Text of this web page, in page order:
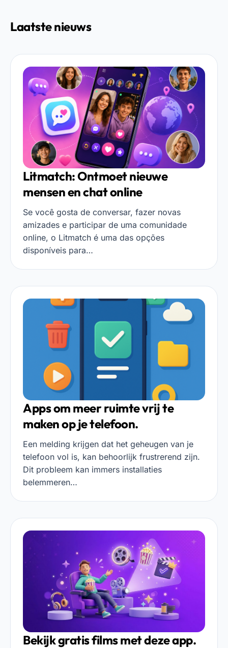
Laatste nieuws
Litmatch: Ontmoet nieuwe
mensen en chat online
Se você gosta de conversar, fazer novas
amizades e participar de uma comunidade
online, o Litmatch é uma das opções
disponíveis para…
Apps om meer ruimte vrij te
maken op je telefoon.
Een melding krijgen dat het geheugen van je
telefoon vol is, kan behoorlijk frustrerend zijn.
Dit probleem kan immers installaties
belemmeren…
Bekijk gratis films met deze app.